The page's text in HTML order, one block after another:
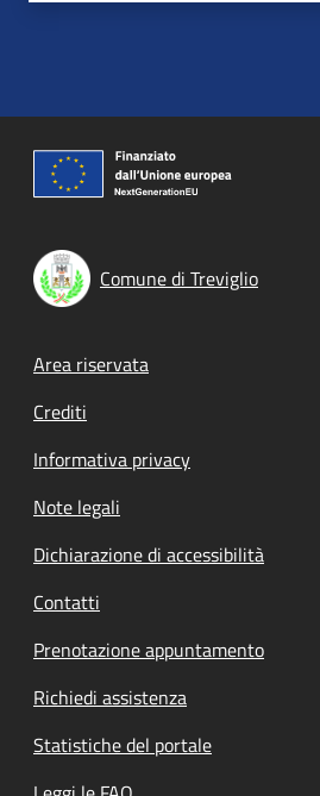
Comune di Treviglio
Footer menu
Area riservata
Crediti
Informativa privacy
Note legali
Dichiarazione di accessibilità
Contatti
Prenotazione appuntamento
Richiedi assistenza
Statistiche del portale